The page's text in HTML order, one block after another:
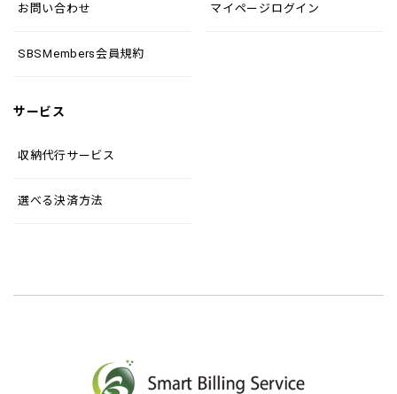
お問い合わせ マイページログイン
SBSMembers会員規約
サービス
収納代行サービス
選べる決済方法